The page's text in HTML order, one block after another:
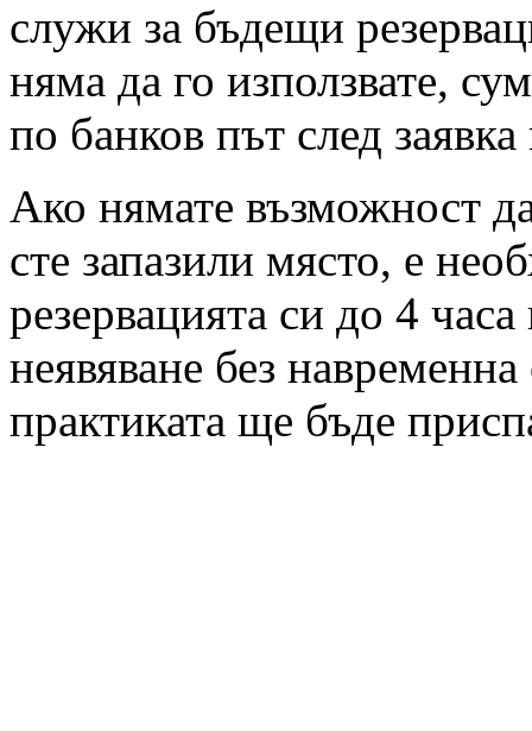
служи за бъдещи
няма да го използвате,
по банков път след
Ако нямате възможност
сте запазили място, е
резервацията си до 4
неявяване без
практиката ще бъде